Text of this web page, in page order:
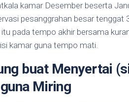
kamar Desember beserta
pesanggrahan besar tenggat
pada tempo akhir bersama
kamar guna tempo mati.
buat Menyertai
Miring